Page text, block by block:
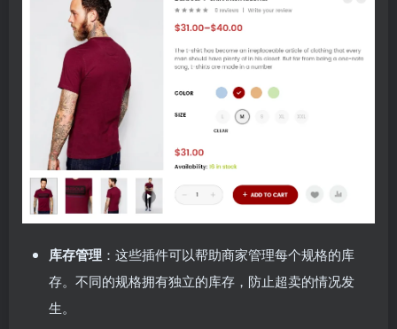
库存管理 ：这些插件可以帮助商家管理每个规格的库
存。不同的规格拥有独立的库存，防止超卖的情况发
生。